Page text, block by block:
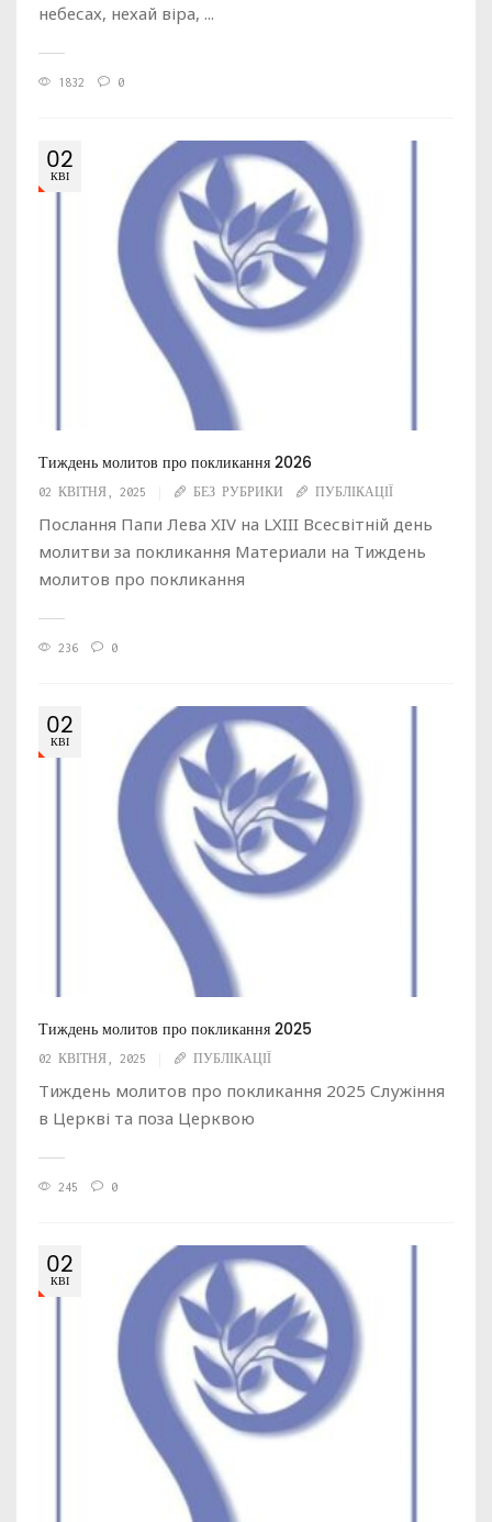
небесах, нехай віра, ...
1832 0
02
КВІ
Тиждень молитов про покликання 2026
02 КВІТНЯ, 2025 БЕЗ РУБРИКИ ПУБЛІКАЦІЇ
Послання Папи Лева XIV на LXIII Всесвітній день
молитви за покликання Материали на Тиждень
молитов про покликання
236 0
02
КВІ
Тиждень молитов про покликання 2025
02 КВІТНЯ, 2025 ПУБЛІКАЦІЇ
Тиждень молитов про покликання 2025 Служіння
в Церкві та поза Церквою
245 0
02
КВІ